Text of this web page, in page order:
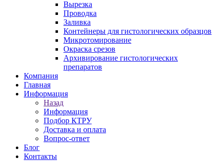
Вырезка
Проводка
Заливка
Контейнеры для гистологических образцов
Микротомирование
Окраска срезов
Архивирование гистологических
препаратов
Компания
Главная
Информация
Назад
Информация
Подбор КТРУ
Доставка и оплата
Вопрос-ответ
Блог
Контакты